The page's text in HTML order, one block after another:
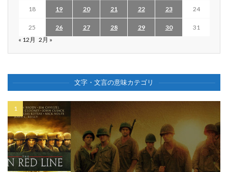
18 19 20 21 22 23 24
25 26 27 28 29 30
31
« 12月 2月 »
文字・文言の意味カテゴリ